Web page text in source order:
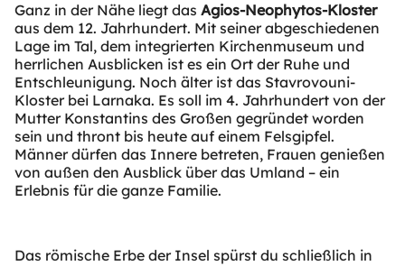
Ganz in der Nähe liegt das Agios-Neophytos-Kloster
aus dem 12. Jahrhundert. Mit seiner abgeschiedenen
Lage im Tal, dem integrierten Kirchenmuseum und
herrlichen Ausblicken ist es ein Ort der Ruhe und
Entschleunigung. Noch älter ist das Stavrovouni-
Kloster bei Larnaka. Es soll im 4. Jahrhundert von der
Mutter Konstantins des Großen gegründet worden
sein und thront bis heute auf einem Felsgipfel.
Männer dürfen das Innere betreten, Frauen genießen
von außen den Ausblick über das Umland – ein
Erlebnis für die ganze Familie.
Das römische Erbe der Insel spürst du schließlich in